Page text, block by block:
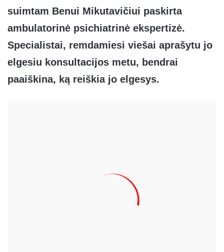
suimtam Benui Mikutavičiui paskirta
ambulatorinė psichiatrinė ekspertizė.
Specialistai, remdamiesi viešai aprašytu jo
elgesiu konsultacijos metu, bendrai
paaiškina, ką reiškia jo elgesys.